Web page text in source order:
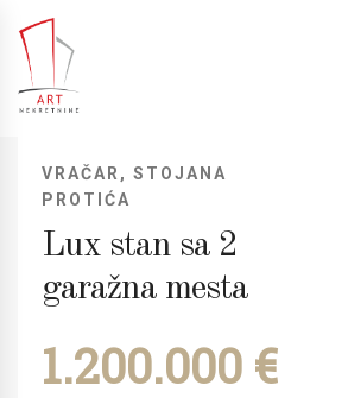
VRAČAR, STOJANA
PROTIĆA
Lux stan sa 2
garažna mesta
1.200.000 €